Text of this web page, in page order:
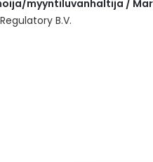
myyntiluvanhaltija /
B.V.